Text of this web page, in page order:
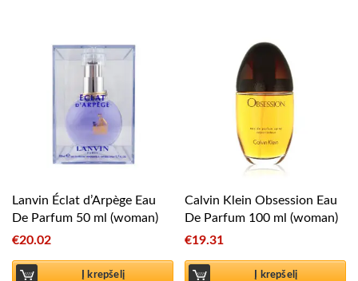
Lanvin Éclat d’Arpège Eau
De Parfum 50 ml (woman)
€20.02
Į krepšelį
Calvin Klein Obsession Eau
De Parfum 100 ml (woman)
€19.31
Į krepšelį